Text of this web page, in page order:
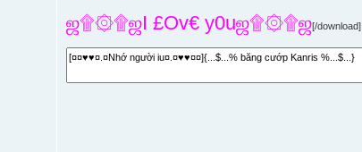
ஜ۩۞۩ஜI £Ov€ y0uஜ۩۞۩ஜ[/download]